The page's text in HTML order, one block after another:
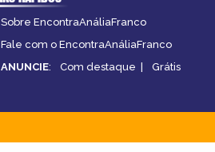
Sobre EncontraAnáliaFranco
Fale com o EncontraAnáliaFranco
ANUNCIE: Com destaque | Grátis